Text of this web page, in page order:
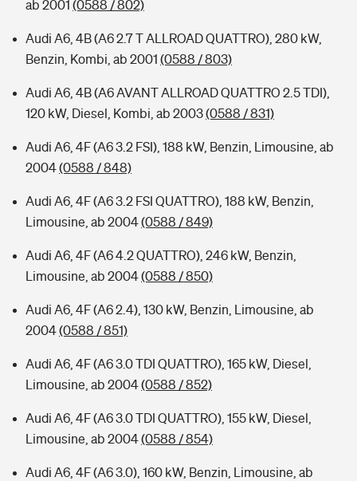
ab 2001 (0588 / 802)
Audi A6, 4B (A6 2.7 T ALLROAD QUATTRO), 280 kW,
Benzin, Kombi, ab 2001 (0588 / 803)
Audi A6, 4B (A6 AVANT ALLROAD QUATTRO 2.5 TDI),
120 kW, Diesel, Kombi, ab 2003(0588 / 831)
Audi A6, 4F (A6 3.2 FSI), 188 kW, Benzin, Limousine, ab
2004(0588 / 848)
Audi A6, 4F (A6 3.2 FSI QUATTRO), 188 kW, Benzin,
Limousine, ab 2004(0588 / 849)
Audi A6, 4F (A6 4.2 QUATTRO), 246 kW, Benzin,
Limousine, ab 2004(0588 / 850)
Audi A6, 4F (A6 2.4), 130 kW, Benzin, Limousine, ab
2004(0588 / 851)
Audi A6, 4F (A6 3.0 TDI QUATTRO), 165 kW, Diesel,
Limousine, ab 2004(0588 / 852)
Audi A6, 4F (A6 3.0 TDI QUATTRO), 155 kW, Diesel,
Limousine, ab 2004(0588 / 854)
Audi A6, 4F (A6 3.0), 160 kW, Benzin, Limousine, ab